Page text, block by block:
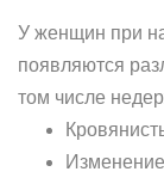
У женщин при
появляются
том числе